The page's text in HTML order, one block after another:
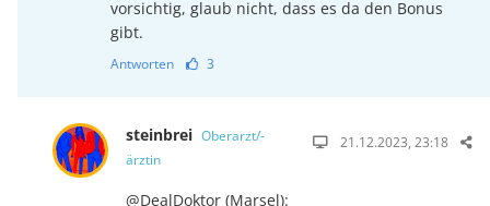
vorsichtig, glaub nicht, dass es da den Bonus
gibt.
Antworten 3
steinbrei Oberarzt/-
ärztin
21.12.2023, 23:18
@DealDoktor (Marsel):